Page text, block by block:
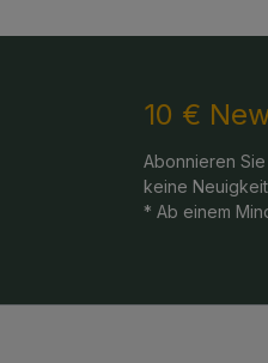
10 €
Abonnieren
keine
* Ab einem